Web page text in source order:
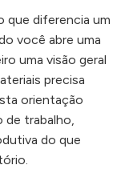
que diferencia um
você abre uma
uma visão geral
precisa
orientação
de trabalho,
do que